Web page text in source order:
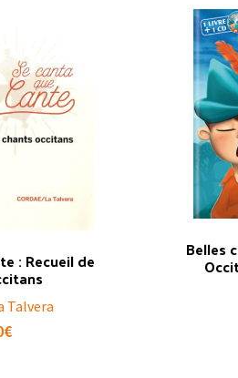
: Recueil de
Talvera
€
Belles